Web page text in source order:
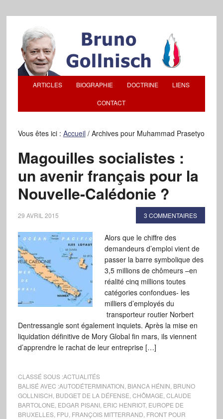
ARTICLES BIOGRAPHIE DOCTRINE LIENS
CONTACT
Vous êtes ici : Accueil /Archives pour Muhammad Prasetyo
Magouilles socialistes :
un avenir français pour la
Nouvelle-Calédonie ?
29 AVRIL 2015 3 COMMENTAIRES
Alors que le chiffre des
demandeurs d’emploi vient de
passer la barre symbolique des
3,5 millions de chômeurs –en
réalité cinq millions toutes
catégories confondues- les
milliers d’employés du
transporteur routier Norbert
Dentressangle sont également inquiets. Après la mise en
liquidation définitive de Mory Global fin mars, ils viennent
d’apprendre le rachat de leur entreprise […]
CLASSÉ SOUS :ACTUALITÉS
BALISÉ AVEC :AUTODÉTERMINATION BIANCA HÉNIN BRUNO
GOLLNISCH BUDGET DE LA DÉFENSE CHÔMAGE CLAUDE
BARTOLONE EDGAR PISANI, ERIC HENRIOT, EUROPE DE
BRUXELLES, FPU FRANÇOIS MITTERRAND FRONT POUR